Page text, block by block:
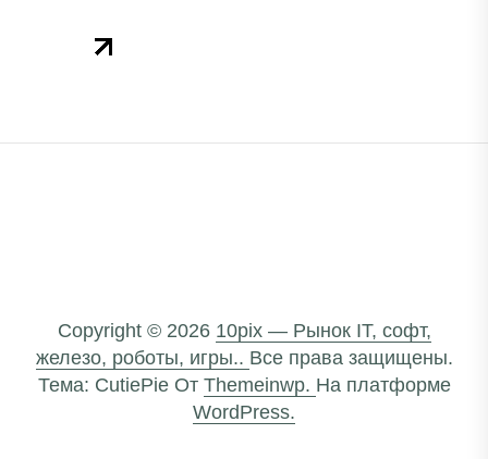
Copyright © 2026 10pix — Рынок IT, софт,
железо, роботы, игры.. Все права защищены.
Тема: CutiePie От Themeinwp. На платформе
WordPress.